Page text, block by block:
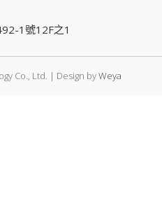
1號12F之1
Co., Ltd. | Design byWeya